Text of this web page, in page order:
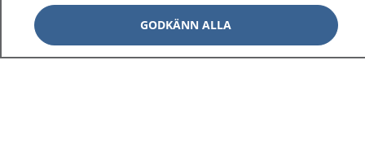
GODKÄNN ALLA